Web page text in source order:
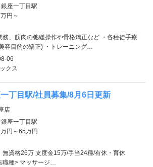
座一丁目駅
円～
務、筋肉の弛緩操作や骨格矯正など ・各種徒手療
容目的の矯正) ・トレーニング…
06
クス
丁目駅/社員募集/8月6日更新
店
座一丁目駅
円～65万円
無資格26万 支度金15万/手当24種/有休・育休
種> マッサージ…